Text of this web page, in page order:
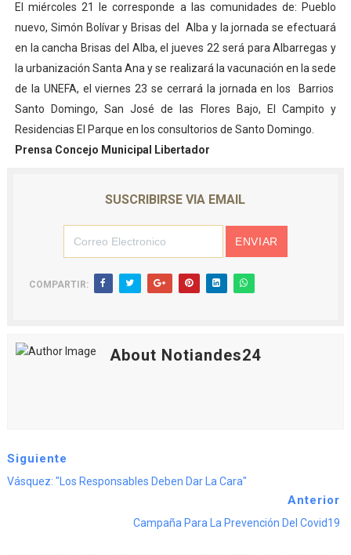
El miércoles 21 le corresponde a las comunidades de: Pueblo
nuevo, Simón Bolívar y Brisas del Alba y la jornada se efectuará
en la cancha Brisas del Alba, el jueves 22 será para Albarregas y
la urbanización Santa Ana y se realizará la vacunación en la sede
de la UNEFA, el viernes 23 se cerrará la jornada en los Barrios
Santo Domingo, San José de las Flores Bajo, El Campito y
Residencias El Parque en los consultorios de Santo Domingo.
Prensa Concejo Municipal Libertador
SUSCRIBIRSE VIA EMAIL
COMPARTIR:
About Notiandes24
Siguiente
Vásquez: "Los Responsables Deben Dar La Cara"
Anterior
Campaña Para La Prevención Del Covid19